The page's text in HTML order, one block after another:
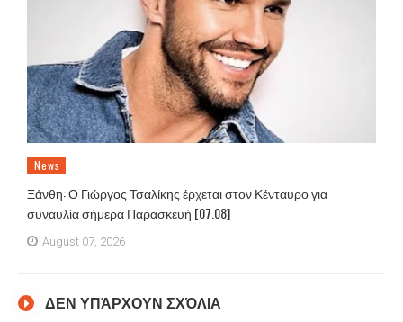
News
Ξάνθη: Ο Γιώργος Τσαλίκης έρχεται στον Κένταυρο για
συναυλία σήμερα Παρασκευή [07.08]
August 07, 2026
ΔΕΝ ΥΠΆΡΧΟΥΝ ΣΧΌΛΙΑ